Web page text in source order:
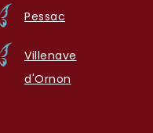
Pessac
Villenave
d'Ornon